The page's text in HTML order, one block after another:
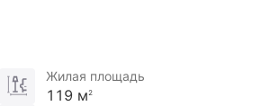
Жилая площадь
119 м2